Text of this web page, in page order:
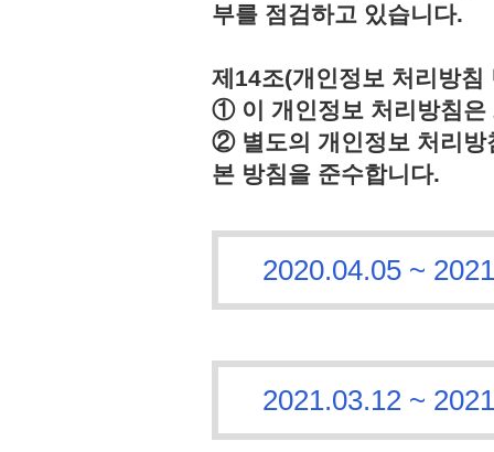
부를 점검하고 있습니다.
제14조(개인정보 처리방침
① 이 개인정보 처리방침은
② 별도의 개인정보 처리방
본 방침을 준수합니다.
2020.04.05 ~
2021.03.12 ~